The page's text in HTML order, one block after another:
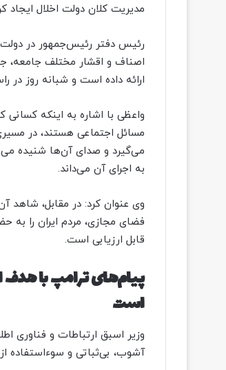
مدیریت کلان دولت اخلال ایجاد
رئیس دفتر رئیس‌جمهور در دولت
اصناف و اقشار مختلف جامعه،
ارائه داده است و شبانه روز در
واعظی با اشاره به اینکه
مسائل اجتماعی هستند، در
می‌گیرد و صدای آن‌ها شنیده
به اجرای آن می‌داند.
وی عنوان کرد: در مقابل، شاهد
فضای مجازی، مردم ایران را به
قابل ارزیابی است.
پیام‌های ترامپ با هدف
است
وزیر اسبق ارتباطات و فناوری
آشوب، بی‌ثباتی و سوءاستفاده